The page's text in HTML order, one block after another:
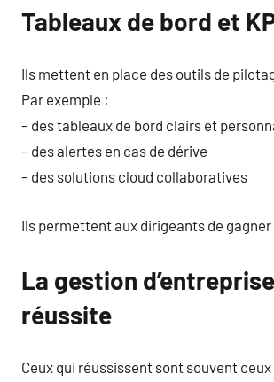
Tableaux de bord et
Ils mettent en place des outils de
Par exemple :
– des tableaux de bord clairs et
– des alertes en cas de dérive
– des solutions cloud collaboratives
Ils permettent aux dirigeants de
La gestion
réussite
Ceux qui réussissent sont souvent